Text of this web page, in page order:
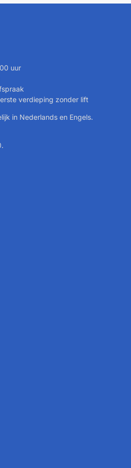
uur
verdieping zonder lift
in Nederlands en Engels.